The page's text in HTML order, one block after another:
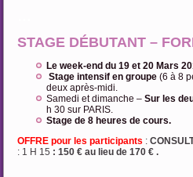
STAGE DÉBUTANT –
Le week-end du 19 et 20 Mars
Stage intensif en groupe (6 à 8
deux après-midi.
Samedi et dimanche – Sur les
h 30 sur PARIS.
Stage de 8 heures de cours.
OFFRE pour les participants :
: 1 H 15 : 150 € au lieu de 170 € .